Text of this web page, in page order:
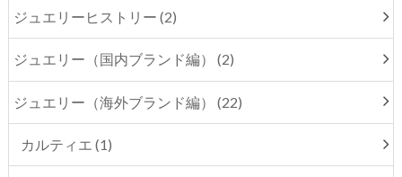
ジュエリーヒストリー (2)
ジュエリー（国内ブランド編） (2)
ジュエリー（海外ブランド編） (22)
カルティエ (1)